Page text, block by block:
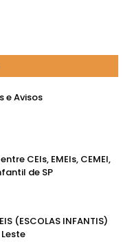
e Avisos
CEIs, EMEIs, CEMEI,
de SP
(ESCOLAS INFANTIS)